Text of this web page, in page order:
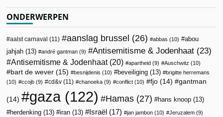
ONDERWERPEN
aalst carnaval (11) aanslag brussel (26) abbas (10)
abou
jahjah (13) andré gantman (9) Antisemitisme & Jodenhaat (23)
Antisemitisme & Jodenhaat(20) apartheid (9) Auschwitz (10)
bart de wever (15) besnijdenis (10) beveiliging (13)
brigitte herremans
(10)
ccojb (9) cd&v (11) chanoeka (9) conflict (10) fjo (14) gantman
(14) gaza (122) Hamas (27) hans knoop (13)
herdenking (13) iran (13) Israël (17) jan jambon (10) Jeruzalem (9)